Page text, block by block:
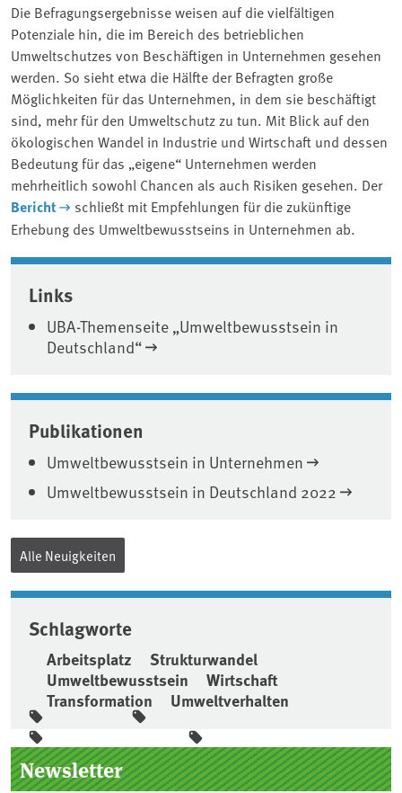
Die Befragungsergebnisse weisen auf die vielfältigen
Potenziale hin, die im Bereich des betrieblichen
Umweltschutzes von Beschäftigen in Unternehmen gesehen
werden. So sieht etwa die Hälfte der Befragten große
Möglichkeiten für das Unternehmen, in dem sie beschäftigt
sind, mehr für den Umweltschutz zu tun. Mit Blick auf den
ökologischen Wandel in Industrie und Wirtschaft und dessen
Bedeutung für das „eigene“ Unternehmen werden
mehrheitlich sowohl Chancen als auch Risiken gesehen. Der
Bericht
schließt mit Empfehlungen für die zukünftige
Erhebung des Umweltbewusstseins in Unternehmen ab.
Associated content
Links
UBA-Themenseite „Umweltbewusstsein in
Deutschland“
Publikationen
Umweltbewusstsein in Unternehmen
Umweltbewusstsein in Deutschland 2022
Alle Neuigkeiten
Schlagworte
Arbeitsplatz
Strukturwandel
Umweltbewusstsein
Wirtschaft
Transformation
Umweltverhalten
Seitenleiste
Newsletter